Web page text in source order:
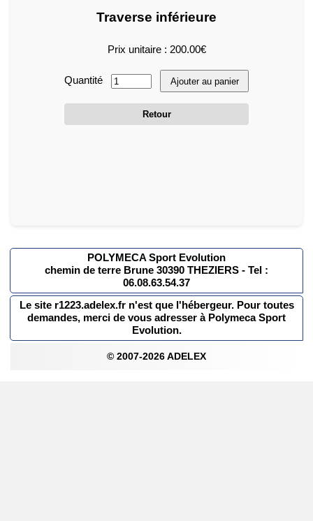
Traverse inférieure
Prix unitaire : 200.00€
Quantité Ajouter au panier
Retour
POLYMECA Sport Evolution
chemin de terre Brune 30390 THEZIERS - Tel :
06.08.63.54.37
Le site r1223.adelex.fr n'est que l'hébergeur. Pour toutes
demandes, merci de vous adresser à Polymeca Sport
Evolution.
© 2007-2026 ADELEX